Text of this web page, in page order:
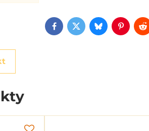
Facebook
TwitterBluesky